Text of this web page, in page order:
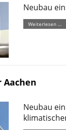
Neubau
Weiterlesen …
Neubau